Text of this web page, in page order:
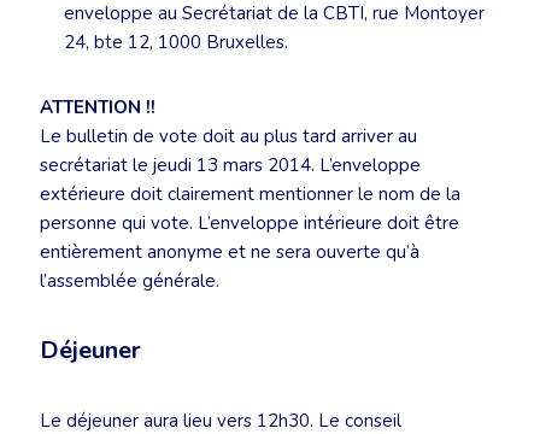
enveloppe au Secrétariat de la CBTI, rue Montoyer
24, bte 12, 1000 Bruxelles.
ATTENTION !!
Le bulletin de vote doit au plus tard arriver au
secrétariat le jeudi 13 mars 2014. L’enveloppe
extérieure doit clairement mentionner le nom de la
personne qui vote. L’enveloppe intérieure doit être
entièrement anonyme et ne sera ouverte qu’à
l’assemblée générale.
Déjeuner
Le déjeuner aura lieu vers 12h30. Le conseil